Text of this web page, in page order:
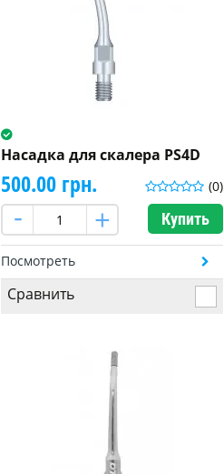
Насадка для скалера PS4D
(0)
500.00 грн.
Купить
Посмотреть
Сравнить